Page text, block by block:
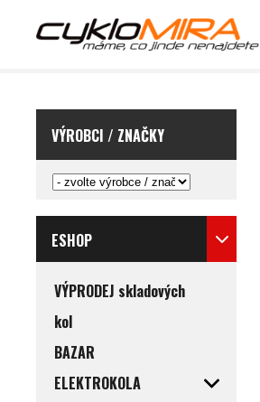
VÝROBCI / ZNAČKY
ESHOP
VÝPRODEJ skladových
kol
BAZAR
ELEKTROKOLA